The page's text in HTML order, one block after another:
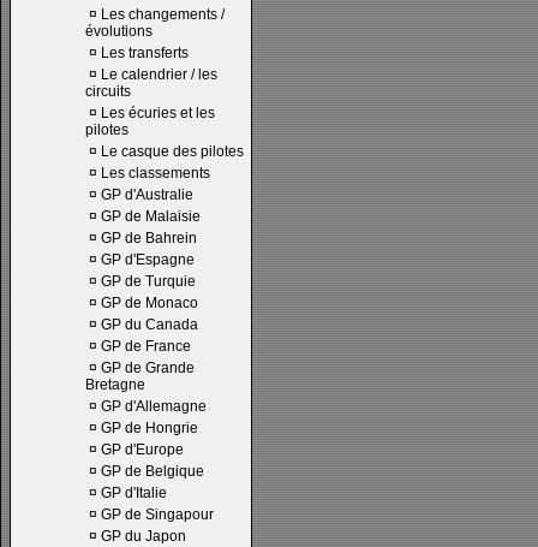
¤ Les changements /
évolutions
¤ Les transferts
¤ Le calendrier / les
circuits
¤ Les écuries et les
pilotes
¤ Le casque des pilotes
¤ Les classements
¤ GP d'Australie
¤ GP de Malaisie
¤ GP de Bahrein
¤ GP d'Espagne
¤ GP de Turquie
¤ GP de Monaco
¤ GP du Canada
¤ GP de France
¤ GP de Grande
Bretagne
¤ GP d'Allemagne
¤ GP de Hongrie
¤ GP d'Europe
¤ GP de Belgique
¤ GP d'Italie
¤ GP de Singapour
¤ GP du Japon